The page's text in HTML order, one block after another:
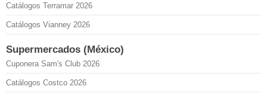
Catálogos Terramar 2026
Catálogos Vianney 2026
Supermercados (México)
Cuponera Sam's Club 2026
Catálogos Costco 2026